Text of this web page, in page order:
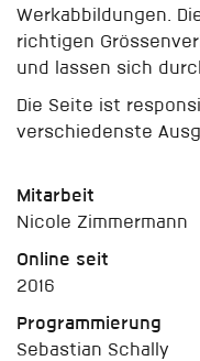
Werkabbildungen.
richtigen
und lassen sich
Die Seite ist
verschiedenste
Mitarbeit
Nicole Zimmermann
Online seit
2016
Programmierung
Sebastian Schally